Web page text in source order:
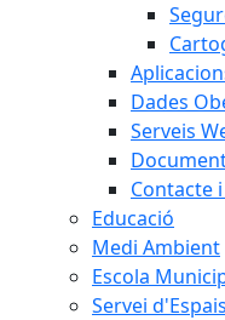
Dades
Serveis
Contacte
Educació
Medi Ambient
Escola
Servei